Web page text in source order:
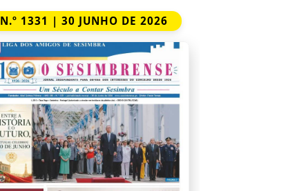
N.º 1331 | 30 JUNHO DE 2026